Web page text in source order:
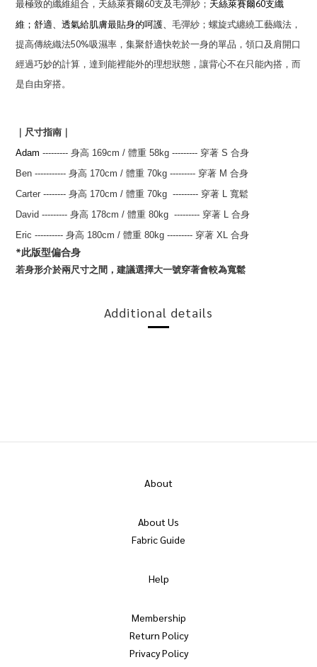
最極致的纖維組合 ， 天絲萊賽爾60支及毛彈紗； 天絲萊賽爾60支纖
維； 舒適、透氣給肌膚最貼身的呵護、 毛彈紗 ； 螺旋式纏繞工藝織法，
提高傳統織法50%吸濕率， 集聚舒適快乾於一身的單品， 領口及肩開口
經過巧妙的計算，達到能裡能外的理想狀態，讓背心不在只能內搭，而
是自由穿搭。
｜尺寸指南｜
Adam --------- 身高 169cm / 體重 58kg --------- 穿著 S 合身
Ben ----------- 身高 170cm / 體重 70kg --------- 穿著 M 合身
Carter -------- 身高 170cm / 體重 70kg --------- 穿著 L 寬鬆
David --------- 身高 178cm / 體重 80kg --------- 穿著 L 合身
Eric ---------- 身高 180cm / 體重 80kg --------- 穿著 XL 合身
*此版型偏合身
若身形介於兩尺寸之間，建議選擇大一號穿著會較為寬鬆
Additional details
About
About Us
Fabric Guide
Help
Membership
Return Policy
Privacy Policy